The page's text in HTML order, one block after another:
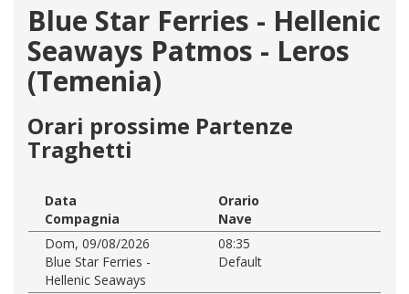
Blue Star Ferries - Hellenic
Seaways Patmos - Leros
(Temenia)
Orari prossime Partenze
Traghetti
Data
Orario
Compagnia
Nave
Dom, 09/08/2026
08:35
Blue Star Ferries -
Hellenic Seaways
Default